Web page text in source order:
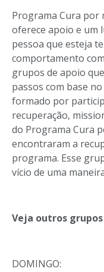
Programa Cura por
oferece apoio e um
pessoa que esteja
comportamento
grupos de apoio
passos com base
formado por
recuperação,
do Programa Cura
encontraram a
programa. Esse
vício de uma
Veja outros
DOMINGO: